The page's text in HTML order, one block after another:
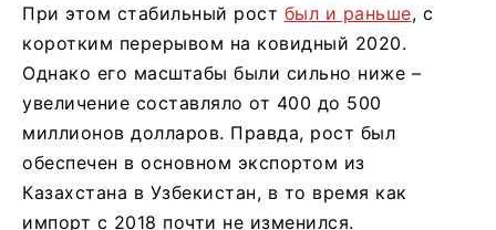
При этом стабильный рост был и раньше, с
коротким перерывом на ковидный 2020.
Однако его масштабы были сильно ниже –
увеличение составляло от 400 до 500
миллионов долларов. Правда, рост был
обеспечен в основном экспортом из
Казахстана в Узбекистан, в то время как
импорт с 2018 почти не изменился.